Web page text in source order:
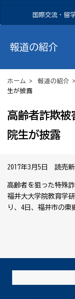
国際交流・留
報道の紹介
ホーム > 報道の紹介
生が披露
高齢者詐欺
院生が披露
2017年3月5日 読売新
高齢者を狙った特殊
福井大大学院教育学
り、4日、福井市の東